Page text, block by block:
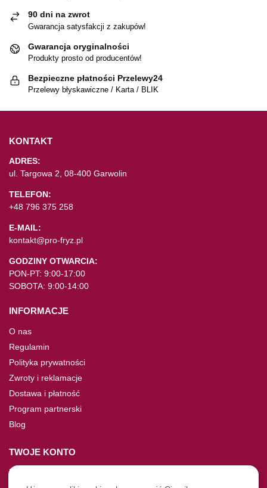
90 dni na zwrot
Gwarancja satysfakcji z zakupów!
Gwarancja oryginalności
Produkty prosto od producentów!
Bezpieczne płatności Przelewy24
Przelewy błyskawiczne / Karta / BLIK
KONTAKT
ADRES:
ul. Targowa 2, 08-400 Garwolin
TELEFON:
+48 796 375 258
E-MAIL:
kontakt@pro-fryz.pl
GODZINY OTWARCIA:
PON-PT: 9:00-17:00
SOBOTA: 9:00-14:00
INFORMACJE
O nas
Regulamin
Polityka prywatności
Zwroty i reklamacje
Dostawa i płatność
Program partnerski
Blog
TWOJE KONTO
Moje konto